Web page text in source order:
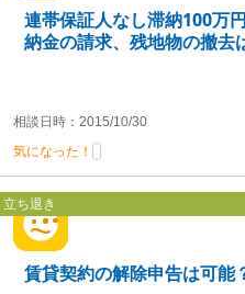
連帯保証人なし滞納100万
納金の請求、残地物の撤去
相談日時：2015/10/30
気になった！
賃貸契約の解除申告は可能
立ち退き